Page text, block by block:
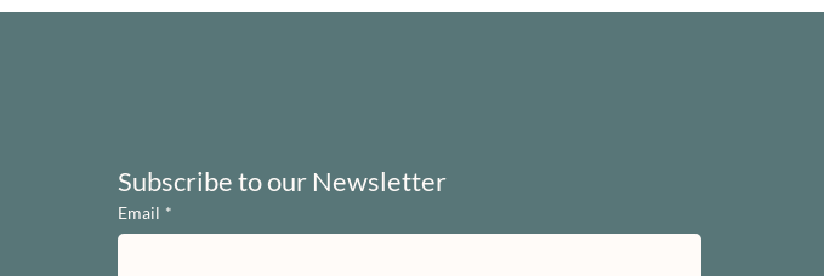
Subscribe to our Newsletter
Email *